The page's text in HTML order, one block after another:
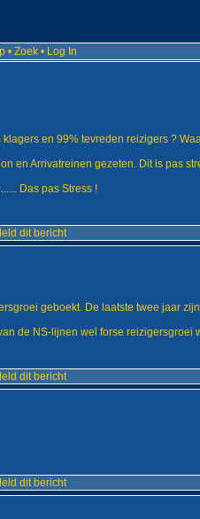
• Zoek • Log In
en 99% tevreden reizigers ?
en Arrivatreinen gezeten. Dit is pas
Das pas Stress !
dit bericht
geboekt. De laatste twee jaar
de NS-lijnen wel forse reizigersgroei
dit bericht
dit bericht